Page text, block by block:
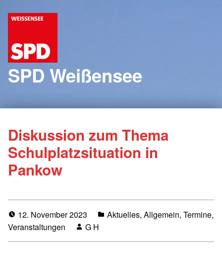
SPD Weißensee
Diskussion zum Thema
Schulplatzsituation in
Pankow
12. November 2023 Aktuelles, Allgemein, Termine,
Veranstaltungen
G H